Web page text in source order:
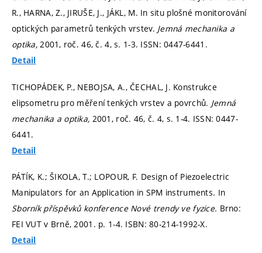
R., HARNA, Z., JIRUŠE, J., JÁKL, M. In situ plošné monitorování
optických parametrů tenkých vrstev. Jemná mechanika a
optika,2001, roč. 46, č. 4,s. 1-3. ISSN: 0447-6441.
Detail
TICHOPÁDEK, P., NEBOJSA, A., ČECHAL, J. Konstrukce
elipsometru pro měření tenkých vrstev a povrchů. Jemná
mechanika a optika, 2001, roč. 46, č. 4, s. 1-4. ISSN: 0447-
6441.
Detail
PÁTÍK, K.; ŠIKOLA, T.; LOPOUR, F. Design of Piezoelectric
Manipulators for an Application in SPM instruments. In
Sborník příspěvků konference Nové trendy ve fyzice. Brno:
FEI VUT v Brně, 2001. p. 1-4. ISBN: 80-214-1992-X.
Detail